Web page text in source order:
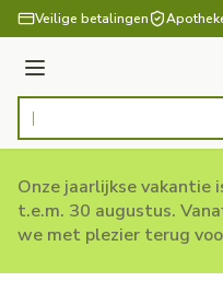
Ga naar de inhoud
Veilige betalingen
Menu
Product, merk, categorie...
Onze jaarlijkse vakantie
t.e.m. 30 augustus.
we met plezier terug